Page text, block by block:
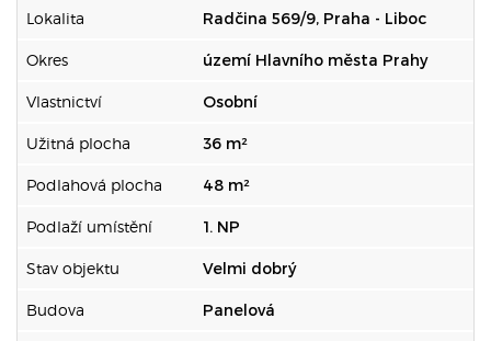
Lokalita Radčina 569/9, Praha - Liboc
Okres území Hlavního města Prahy
Vlastnictví Osobní
Užitná plocha 36 m²
Podlahová plocha 48 m²
Podlaží umístění 1. NP
Stav objektu Velmi dobrý
Budova Panelová